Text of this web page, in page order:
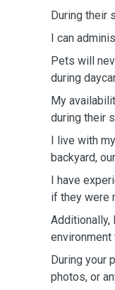
During their
I can
Pets will
during
My
during their
I live with
backyard,
I have
if they were
Additionally,
environment
During your
photos, or